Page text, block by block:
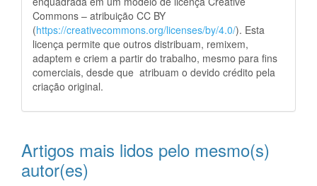
Commons – atribuição CC BY
(https://creativecommons.org/licenses/by/4.0/). Esta
licença permite que outros distribuam, remixem,
adaptem e criem a partir do trabalho, mesmo para fins
comerciais, desde que atribuam o devido crédito pela
criação original.
Artigos mais lidos pelo mesmo(s)
autor(es)